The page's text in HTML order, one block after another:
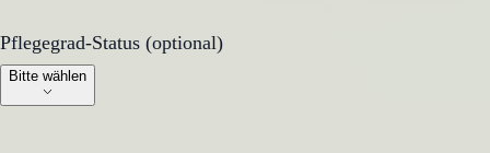
Pflegegrad-Status (optional)
Pflegegrad-Status (optional)
Bitte wählen